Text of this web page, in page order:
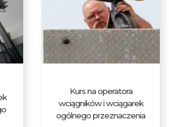
Kurs na operatora
wciągników i wciągarek
ogólnego przeznaczenia